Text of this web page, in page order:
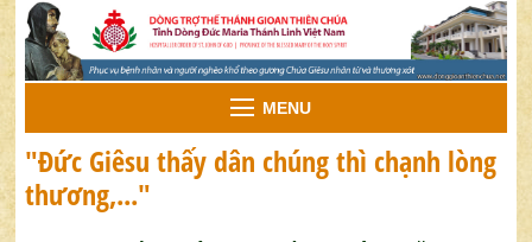
MENU
"Đức Giêsu thấy dân chúng thì chạnh lòng
thương,..."